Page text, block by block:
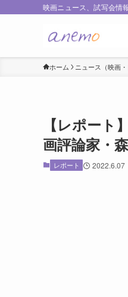
映画ニュース、試写会情
ホーム ニュース（映画・
【レポー
画評論家・
レポート 2022.6.07